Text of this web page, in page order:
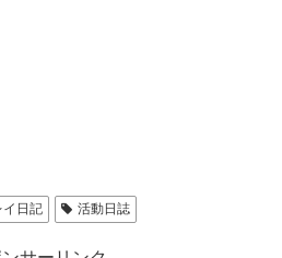
イ日記 活動日誌